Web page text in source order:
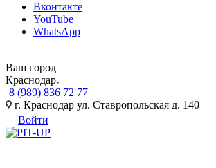
Вконтакте
YouTube
WhatsApp
Ваш город
Краснодар
8 (989) 836 72 77
г. Краснодар ул. Ставропольская д. 140
Войти